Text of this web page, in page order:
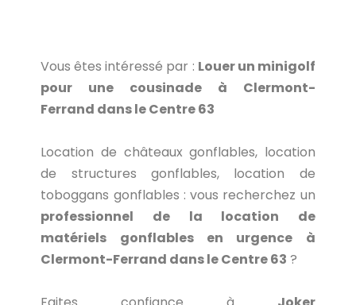
Vous êtes intéressé par : Louer un minigolf
pour une cousinade à Clermont-
Ferrand dans le Centre 63
Location de châteaux gonflables, location
de structures gonflables, location de
toboggans gonflables : vous recherchez un
professionnel de la location de
matériels gonflables en urgence à
Clermont-Ferrand dans le Centre 63 ?